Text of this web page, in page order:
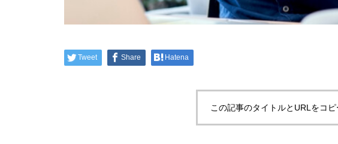
Tweet Share Hatena
この記事のタイトルとURLをコピ